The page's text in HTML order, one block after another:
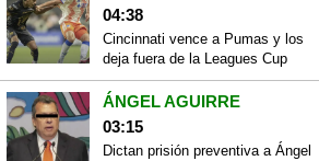
04:38
Cincinnati vence a Pumas y los
deja fuera de la Leagues Cup
ÁNGEL AGUIRRE
03:15
Dictan prisión preventiva a Ángel